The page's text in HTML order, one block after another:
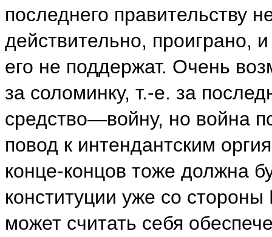
последнего правительству
действительно, проиграно,
его не поддержат. Очень
за соломинку, т.-е. за
средство—войну, но война
повод к интендантским
конце-концов тоже должна
конституции уже со
может считать себя